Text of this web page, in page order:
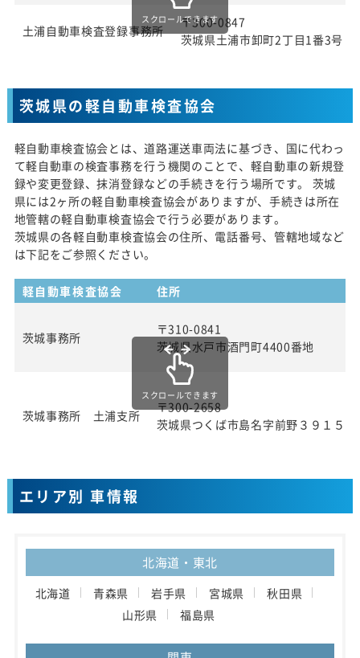
土浦自動車検査登録事務所
〒300-0847
茨城県土浦市卸町2丁目1番3号
スクロールできます
茨城県の軽自動車検査協会
軽自動車検査協会とは、道路運送車両法に基づき、国に代わっ
て軽自動車の検査事務を行う機関のことで、軽自動車の新規登
録や変更登録、抹消登録などの手続きを行う場所です。 茨城
県には2ヶ所の軽自動車検査協会がありますが、手続きは所在
地管轄の軽自動車検査協会で行う必要があります。
茨城県の各軽自動車検査協会の住所、電話番号、管轄地域など
は下記をご参照ください。
軽自動車検査協会 住所
茨城事務所
〒310-0841
茨城県水戸市酒門町4400番地
茨城事務所 土浦支所
〒300-2658
茨城県つくば市島名字前野３９１５
スクロールできます
エリア別 車情報
北海道・東北
北海道 青森県 岩手県 宮城県
秋田県
山形県
福島県